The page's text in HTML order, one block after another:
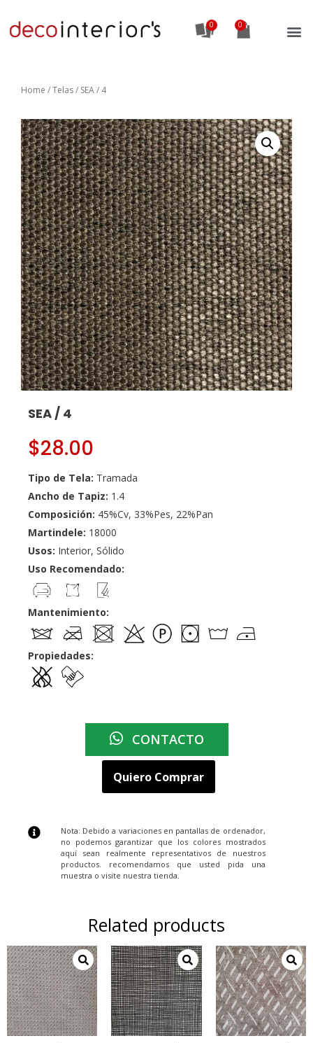
0
Home /Telas/ SEA / 4
SEA / 4
$28.00
Tipo de Tela: Tramada
Ancho de Tapiz: 1.4
Composición: 45%Cv, 33%Pes, 22%Pan
Martindele: 18000
Usos: Interior, Sólido
Uso Recomendado:
Mantenimiento:
Propiedades:
CONTACTO
Quiero Comprar
Nota: Debido a variaciones en pantallas de ordenador,
no podemos garantizar que los colores mostrados
aquí sean realmente representativos de nuestros
productos. recomendamos que usted pida una
muestra o visite nuestra tienda.
Related products